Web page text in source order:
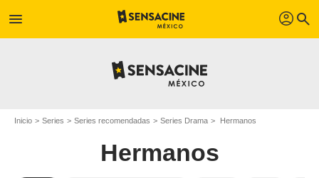
menu profil search
Inicio Series Series recomendadas Series Drama Hermanos
Hermanos